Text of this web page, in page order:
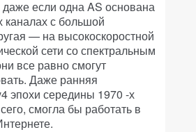
даже если одна AS основана
каналах с большой
— на высокоскоростной
сети со спектральным
все равно смогут
Даже ранняя
эпохи середины 1970 -х
смогла бы работать в